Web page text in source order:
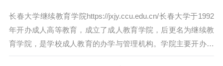
长春大学继续教育学院https://jxjy.ccu.edu.cn/长春大学于1992
年开办成人高等教育，成立了成人教育学院，后更名为继续教
育学院，是学校成人教育的办学与管理机构。学院主要开办成
人高等...